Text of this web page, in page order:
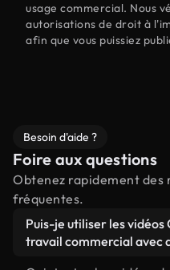
usage commercial. Nous
autorisations de droit à
afin que vous puissiez
Besoin d'aide ?
Foire aux questions
Obtenez rapidement des
fréquentes.
Puis-je utiliser les vidéos
travail commercial avec